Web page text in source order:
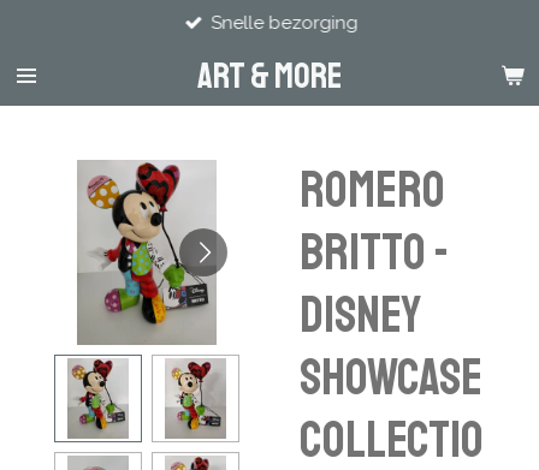
naar
de
Art & more
Snelle bezorging
Romero
Britto -
Disney
Showcase
Collectio